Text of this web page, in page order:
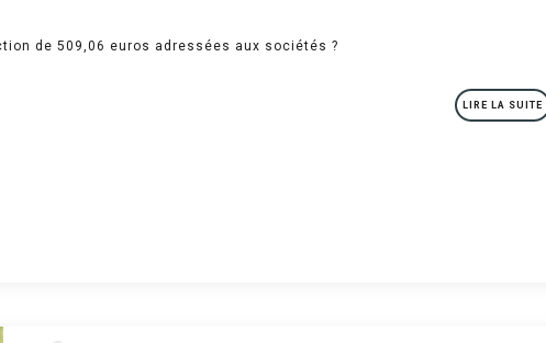
de 509,06 euros adressées aux sociétés ?
LIRE LA SUITE